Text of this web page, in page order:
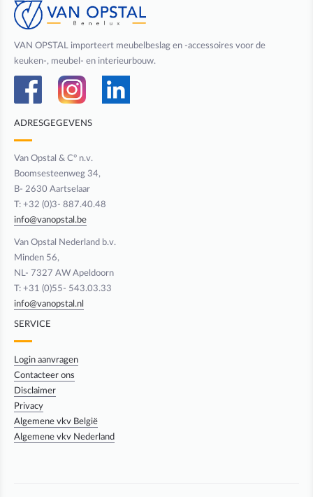
VAN OPSTAL importeert meubelbeslag en -accessoires voor de
keuken-, meubel- en interieurbouw.
ADRESGEGEVENS
Van Opstal & C° n.v.
Boomsesteenweg 34,
B- 2630 Aartselaar
T: +32 (0)3- 887.40.48
info@vanopstal.be
Van Opstal Nederland b.v.
Minden 56,
NL- 7327 AW Apeldoorn
T: +31 (0)55- 543.03.33
info@vanopstal.nl
SERVICE
Login aanvragen
Contacteer ons
Disclaimer
Privacy
Algemene vkv België
Algemene vkv Nederland